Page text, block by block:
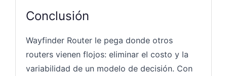
Conclusión
Wayfinder Router le pega donde otros
routers vienen flojos: eliminar el costo y la
variabilidad de un modelo de decisión. Con